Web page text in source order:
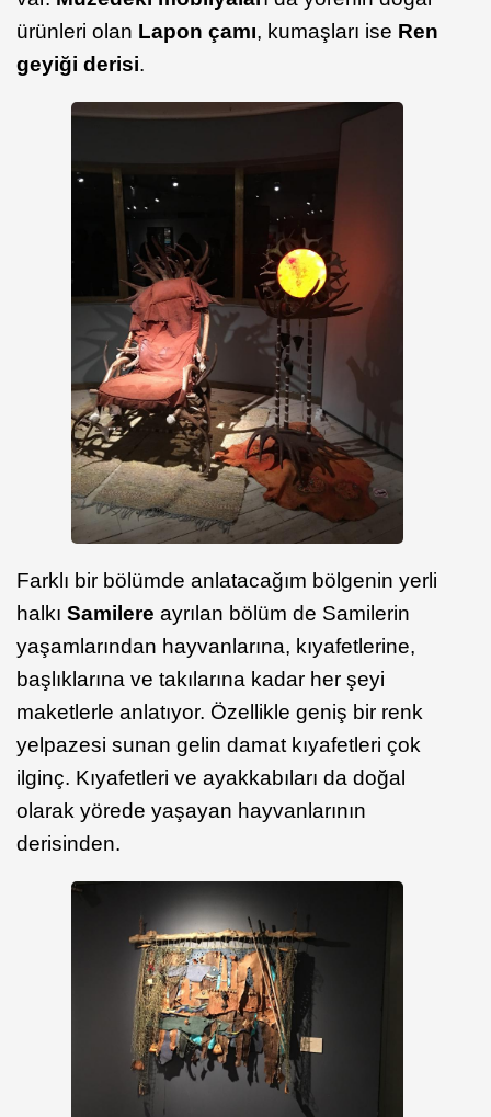
ürünleri olan Lapon çamı, kumaşları ise Ren
geyiği derisi.
Farklı bir bölümde anlatacağım bölgenin yerli
halkı Samilere ayrılan bölüm de Samilerin
yaşamlarından hayvanlarına, kıyafetlerine,
başlıklarına ve takılarına kadar her şeyi
maketlerle anlatıyor. Özellikle geniş bir renk
yelpazesi sunan gelin damat kıyafetleri çok
ilginç. Kıyafetleri ve ayakkabıları da doğal
olarak yörede yaşayan hayvanlarının
derisinden.